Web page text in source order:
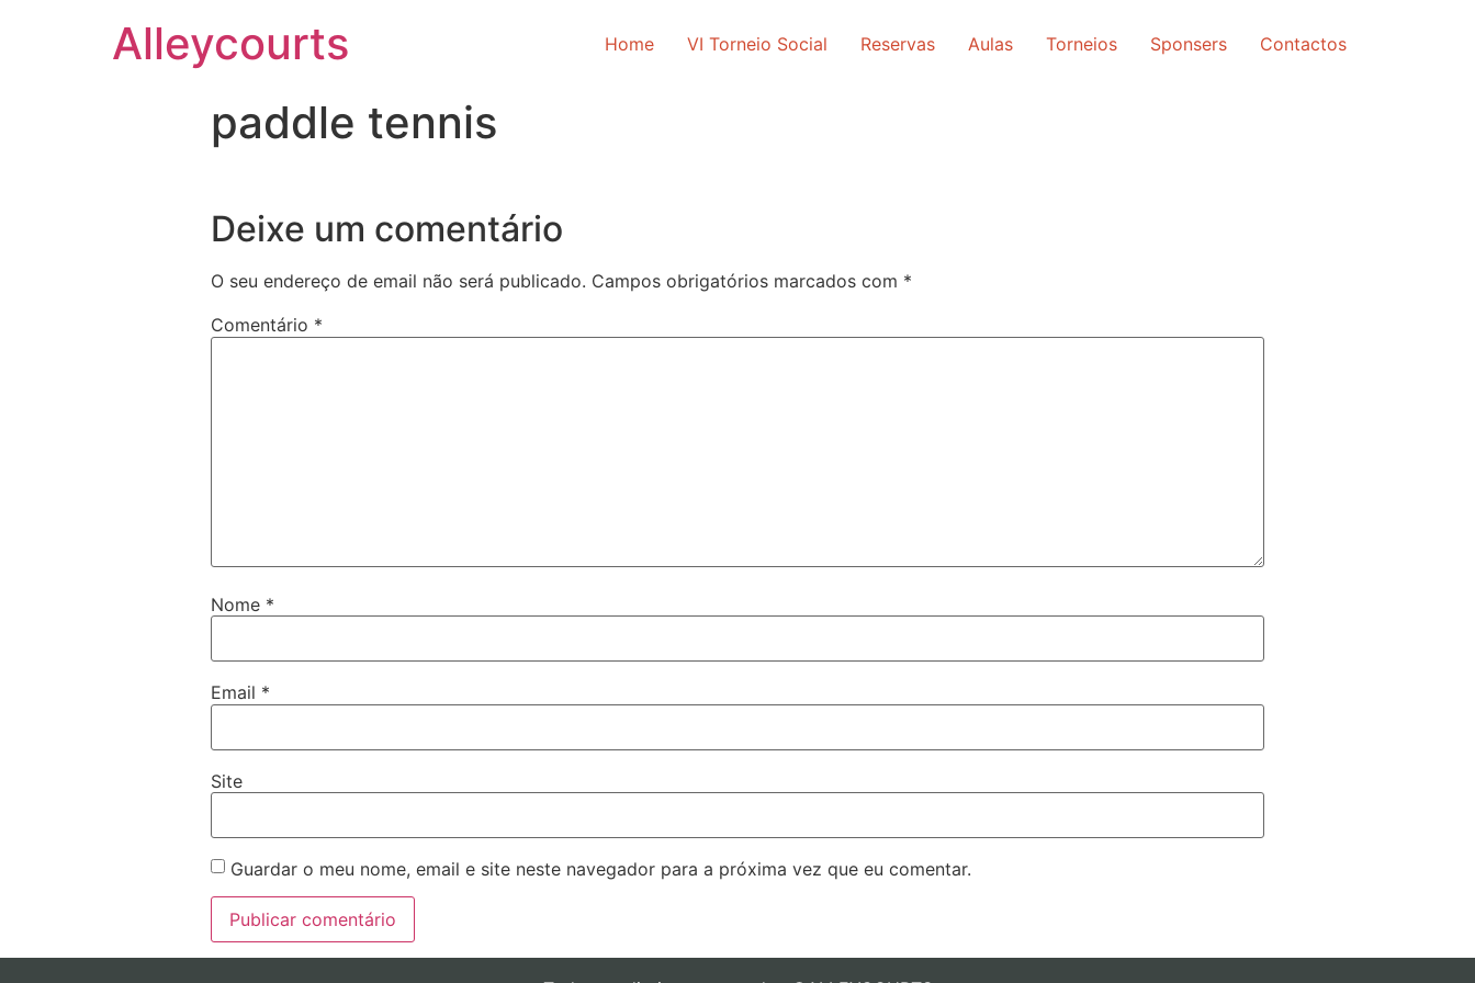
Alleycourts Home VI Torneio Social Reservas Aulas Torneios Sponsers Contactos
paddle tennis
Deixe um comentário
O seu endereço de email não será publicado. Campos obrigatórios marcados com *
Comentário *
Nome *
Email *
Site
Guardar o meu nome, email e site neste navegador para a próxima vez que eu comentar.